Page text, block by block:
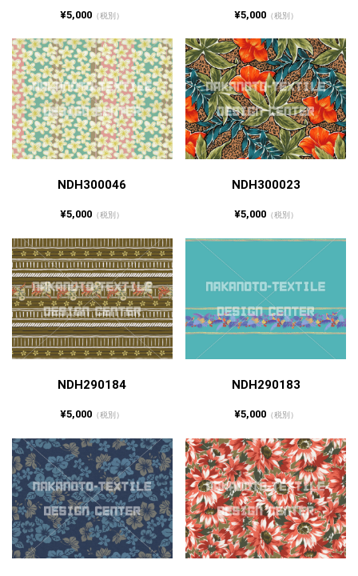
¥5,000 （税別） ¥5,000（税別）
NDH300046
¥5,000 （税別）
NDH300023
¥5,000（税別）
NDH290184
¥5,000 （税別）
NDH290183
¥5,000（税別）